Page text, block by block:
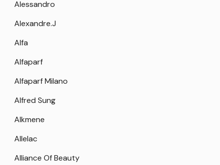
Alessandro
Alexandre.J
Alfa
Alfaparf
Alfaparf Milano
Alfred Sung
Alkmene
Allelac
Alliance Of Beauty